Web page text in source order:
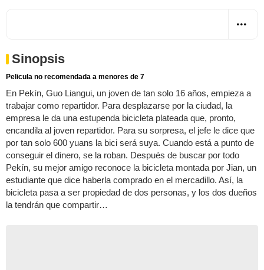
Sinopsis
Pelicula no recomendada a menores de 7
En Pekín, Guo Liangui, un joven de tan solo 16 años, empieza a
trabajar como repartidor. Para desplazarse por la ciudad, la
empresa le da una estupenda bicicleta plateada que, pronto,
encandila al joven repartidor. Para su sorpresa, el jefe le dice que
por tan solo 600 yuans la bici será suya. Cuando está a punto de
conseguir el dinero, se la roban. Después de buscar por todo
Pekín, su mejor amigo reconoce la bicicleta montada por Jian, un
estudiante que dice haberla comprado en el mercadillo. Así, la
bicicleta pasa a ser propiedad de dos personas, y los dos dueños
la tendrán que compartir…